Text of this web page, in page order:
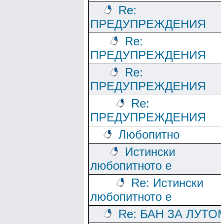
Re:
ПРЕДУПРЕЖДЕНИЯ
Re:
ПРЕДУПРЕЖДЕНИЯ
Re:
ПРЕДУПРЕЖДЕНИЯ
Re:
ПРЕДУПРЕЖДЕНИЯ
Любопитно
Истински
любопитното е
Re: Истински
любопитното е
Re: БАН ЗА